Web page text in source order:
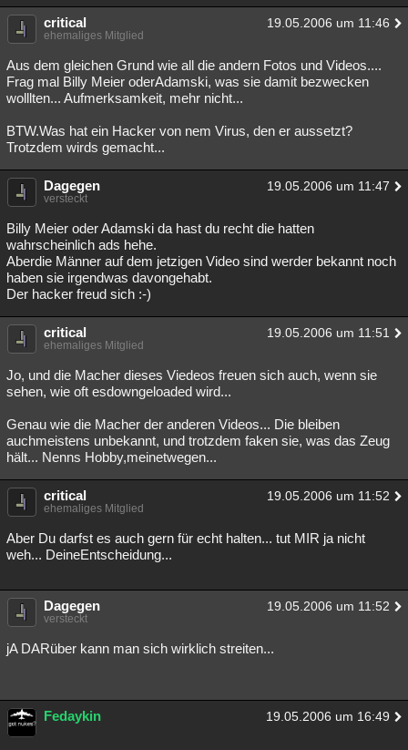
critical 19.05.2006 um 11:46
ehemaliges Mitglied
Aus dem gleichen Grund wie all die andern Fotos und Videos....
Frag mal Billy Meier oderAdamski, was sie damit bezwecken
wolllten... Aufmerksamkeit, mehr nicht...
BTW.Was hat ein Hacker von nem Virus, den er aussetzt?
Trotzdem wirds gemacht...
Dagegen 19.05.2006 um 11:47
versteckt
Billy Meier oder Adamski da hast du recht die hatten
wahrscheinlich ads hehe.
Aberdie Männer auf dem jetzigen Video sind werder bekannt noch
haben sie irgendwas davongehabt.
Der hacker freud sich :-)
critical 19.05.2006 um 11:51
ehemaliges Mitglied
Jo, und die Macher dieses Viedeos freuen sich auch, wenn sie
sehen, wie oft esdowngeloaded wird...
Genau wie die Macher der anderen Videos... Die bleiben
auchmeistens unbekannt, und trotzdem faken sie, was das Zeug
hält... Nenns Hobby,meinetwegen...
critical 19.05.2006 um 11:52
ehemaliges Mitglied
Aber Du darfst es auch gern für echt halten... tut MIR ja nicht
weh... DeineEntscheidung...
Dagegen 19.05.2006 um 11:52
versteckt
jA DARüber kann man sich wirklich streiten...
Fedaykin 19.05.2006 um 16:49